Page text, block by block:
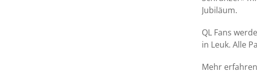
Jubiläum.
QL Fans
in Leuk. Alle
Mehr